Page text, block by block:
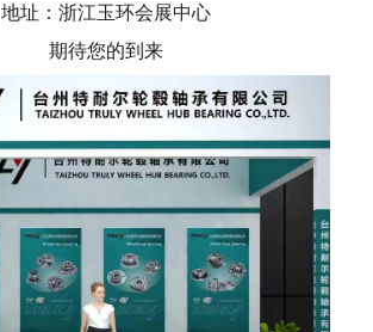
地址：浙江玉环会展中心
期待您的到来